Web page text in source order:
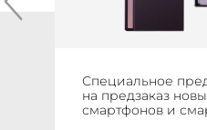
Специальное
на предзаказ
смартфонов и